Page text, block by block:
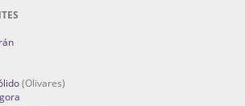
(Olivares)